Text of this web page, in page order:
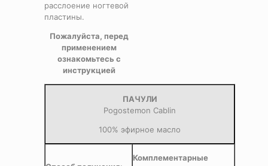
расслоение ногтевой
пластины.
Пожалуйста, перед
применением
ознакомьтесь с
инструкцией
ПАЧУЛИ
Pogostemon Cablin
100% эфирное масло
Комплементарные